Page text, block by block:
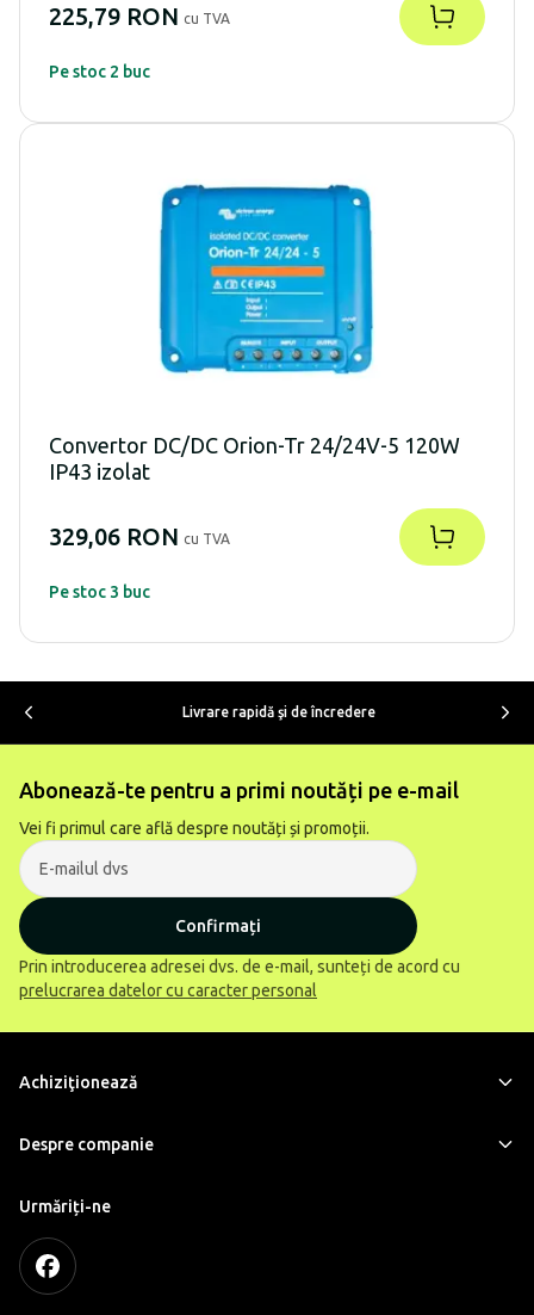
225,79 RON cu TVA
Pe stoc 2 buc
Convertor DC/DC Orion-Tr 24/24V-5 120W
IP43 izolat
329,06 RON cu TVA
Pe stoc 3 buc
Livrare rapidă şi de încredere
Abonează-te pentru a primi noutăți pe e-mail
Vei fi primul care află despre noutăți și promoții.
Confirmați
Prin introducerea adresei dvs. de e-mail, sunteți de acord cu
prelucrarea datelor cu caracter personal
Achiziţionează
Despre companie
Urmăriți-ne